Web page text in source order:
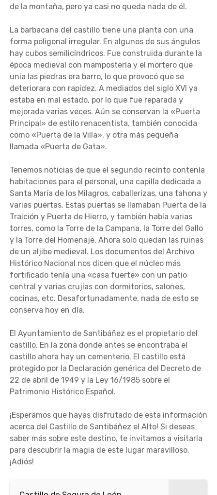
de la montaña, pero ya casi no queda nada de él.
La barbacana del castillo tiene una planta con una
forma poligonal irregular. En algunos de sus ángulos
hay cubos semilicíndricos. Fue construida durante la
época medieval con mampostería y el mortero que
unía las piedras era barro, lo que provocó que se
deteriorara con rapidez. A mediados del siglo XVI ya
estaba en mal estado, por lo que fue reparada y
mejorada varias veces. Aún se conservan la «Puerta
Principal» de estilo renacentista, también conocida
como «Puerta de la Villa», y otra más pequeña
llamada «Puerta de Gata».
Tenemos noticias de que el segundo recinto contenía
habitaciones para el personal, una capilla dedicada a
Santa María de los Milagros, caballerizas, una tahona y
varias puertas. Estas puertas se llamaban Puerta de la
Traición y Puerta de Hierro, y también había varias
torres, como la Torre de la Campana, la Torre del Gallo
y la Torre del Homenaje. Ahora solo quedan las ruinas
de un aljibe medieval. Los documentos del Archivo
Histórico Nacional nos dicen que el núcleo más
fortificado tenía una «casa fuerte» con un patio
central y varias crujías con dormitorios, salones,
cocinas, etc. Desafortunadamente, nada de esto se
conserva hoy en día.
El Ayuntamiento de Santibáñez es el propietario del
castillo. En la zona donde antes se encontraba el
castillo ahora hay un cementerio. El castillo está
protegido por la Declaración genérica del Decreto de
22 de abril de 1949 y la Ley 16/1985 sobre el
Patrimonio Histórico Español.
¡Esperamos que hayas disfrutado de esta información
acerca del Castillo de Santibáñez el Alto! Si deseas
saber más sobre este destino, te invitamos a visitarla
para descubrir la magia de este lugar maravilloso.
¡Adiós!